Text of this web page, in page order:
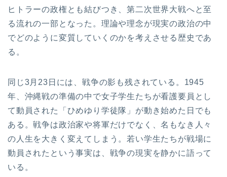
ヒトラーの政権とも結びつき、第二次世界大戦へと至
る流れの一部となった。理論や理念が現実の政治の中
でどのように変質していくのかを考えさせる歴史であ
る。
同じ3月23日には、戦争の影も残されている。1945
年、沖縄戦の準備の中で女子学生たちが看護要員とし
て動員された「ひめゆり学徒隊」が動き始めた日でも
ある。戦争は政治家や将軍だけでなく、名もなき人々
の人生を大きく変えてしまう。若い学生たちが戦場に
動員されたという事実は、戦争の現実を静かに語って
いる。